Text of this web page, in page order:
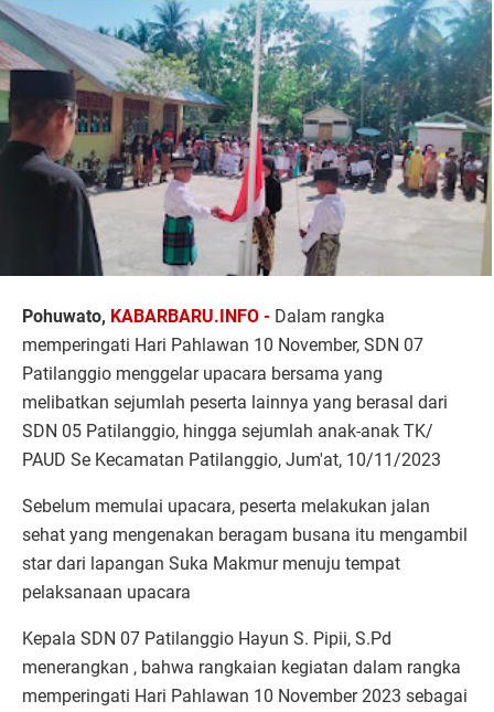
Pohuwato, KABARBARU.INFO - Dalam rangka
memperingati Hari Pahlawan 10 November, SDN 07
Patilanggio menggelar upacara bersama yang
melibatkan sejumlah peserta lainnya yang berasal dari
SDN 05 Patilanggio, hingga sejumlah anak-anak TK/
PAUD Se Kecamatan Patilanggio, Jum'at, 10/11/2023
Sebelum memulai upacara, peserta melakukan jalan
sehat yang mengenakan beragam busana itu mengambil
star dari lapangan Suka Makmur menuju tempat
pelaksanaan upacara
Kepala SDN 07 Patilanggio Hayun S. Pipii, S.Pd
menerangkan , bahwa rangkaian kegiatan dalam rangka
memperingati Hari Pahlawan 10 November 2023 sebagai